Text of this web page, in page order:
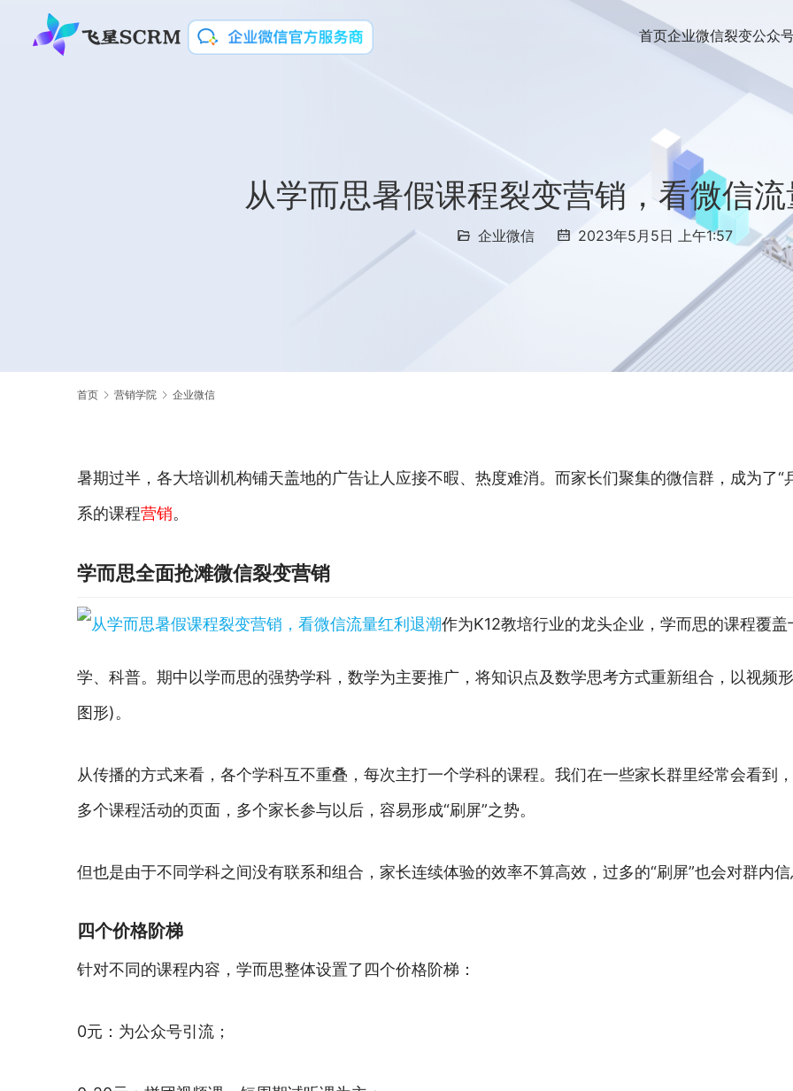
首页企业微信裂变公众
从学而思暑假课程裂变营销，看微信
企业微信 2023年5月5日 上午1:57
首页 营销学院 企业微信
暑期过半，各大培训机构铺天盖地的广告让人应接不暇、热度难消。而家长们聚集的微信群，成为了
系的课程营销。
学而思全面抢滩微信裂变营销
作为K12教培行业的龙头企业，学而思的课程覆
学、科普。期中以学而思的强势学科，数学为主要推广，将知识点及数学思考方式重新组合，以视频
图形)。
从传播的方式来看，各个学科互不重叠，每次主打一个学科的课程。我们在一些家长群里经常会看到
多个课程活动的页面，多个家长参与以后，容易形成“刷屏”之势。
但也是由于不同学科之间没有联系和组合，家长连续体验的效率不算高效，过多的“刷屏”也会对群内信
四个价格阶梯
针对不同的课程内容，学而思整体设置了四个价格阶梯：
0元：为公众号引流；